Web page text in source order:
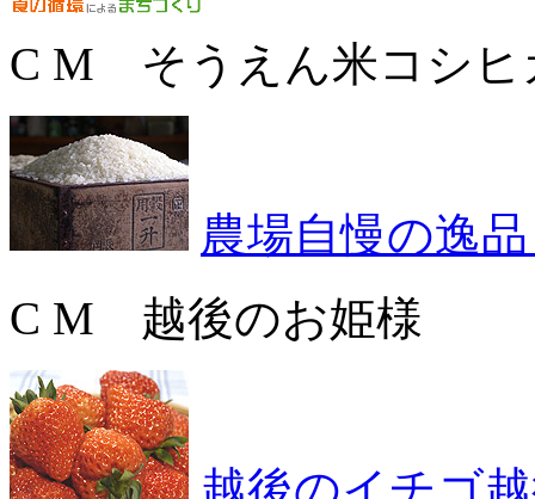
C M そうえん米コシヒ
農場自慢の逸
C M 越後のお姫様
越後のイチゴ